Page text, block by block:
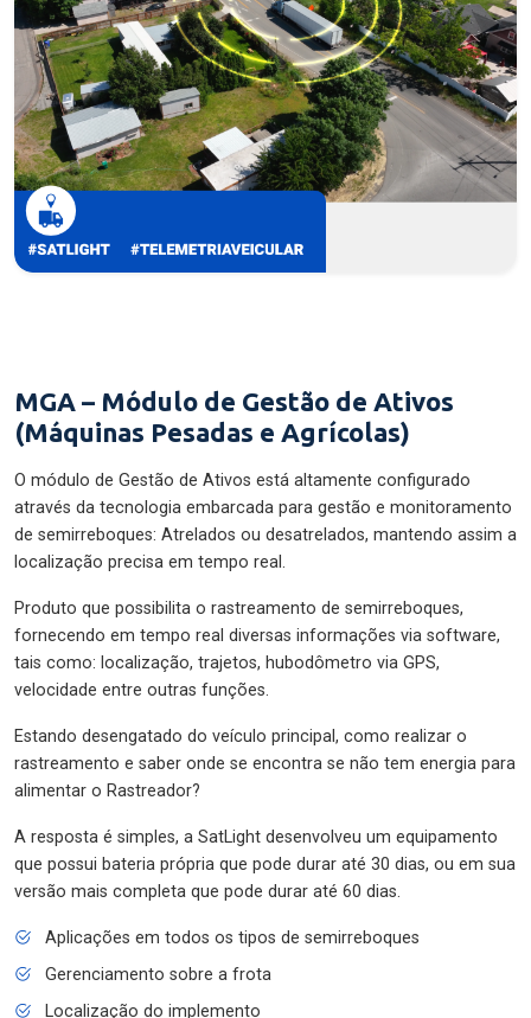
MGA – Módulo de Gestão de Ativos
(Máquinas Pesadas e Agrícolas)
O módulo de Gestão de Ativos está altamente configurado
através da tecnologia embarcada para gestão e monitoramento
de semirreboques: Atrelados ou desatrelados, mantendo assim a
localização precisa em tempo real.
Produto que possibilita o rastreamento de semirreboques,
fornecendo em tempo real diversas informações via software,
tais como: localização, trajetos, hubodômetro via GPS,
velocidade entre outras funções.
Estando desengatado do veículo principal, como realizar o
rastreamento e saber onde se encontra se não tem energia para
alimentar o Rastreador?
A resposta é simples, a SatLight desenvolveu um equipamento
que possui bateria própria que pode durar até 30 dias, ou em sua
versão mais completa que pode durar até 60 dias.
Aplicações em todos os tipos de semirreboques
Gerenciamento sobre a frota
Localização do implemento